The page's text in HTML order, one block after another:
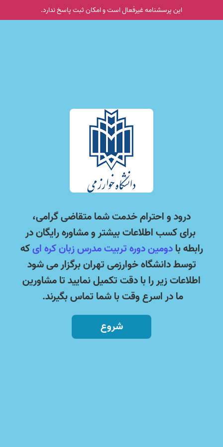
این پرسشنامه غیر‌فعال است و امکان ثبت پاسخ ندارد.
درود و احترام خدمت شما متقاضی گرامی،
برای کسب اطلاعات بیشتر و مشاوره رایگان در
رابطه بادومین دوره تربیت مدرس زبان کره ایکه
توسط دانشگاه خوارزمی تهران برگزار می شود
اطلاعات زیر را با دقت تکمیل نمایید تا مشاورین
ما در اسرع وقت با شما تماس بگیرند.
شروع